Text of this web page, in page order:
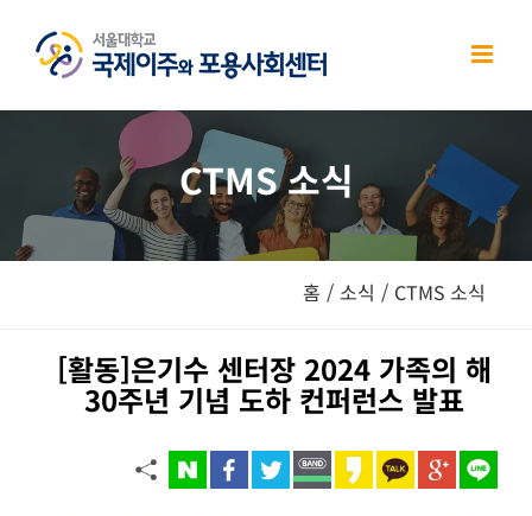
content
CTMS 소식
홈 / 소식 / CTMS 소식
[활동]은기수 센터장 2024 가족의 해
30주년 기념 도하 컨퍼런스 발표